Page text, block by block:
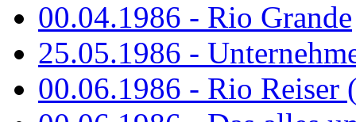
00.04.1986 - Rio Grande
25.05.1986 -
00.06.1986 - Rio Reiser